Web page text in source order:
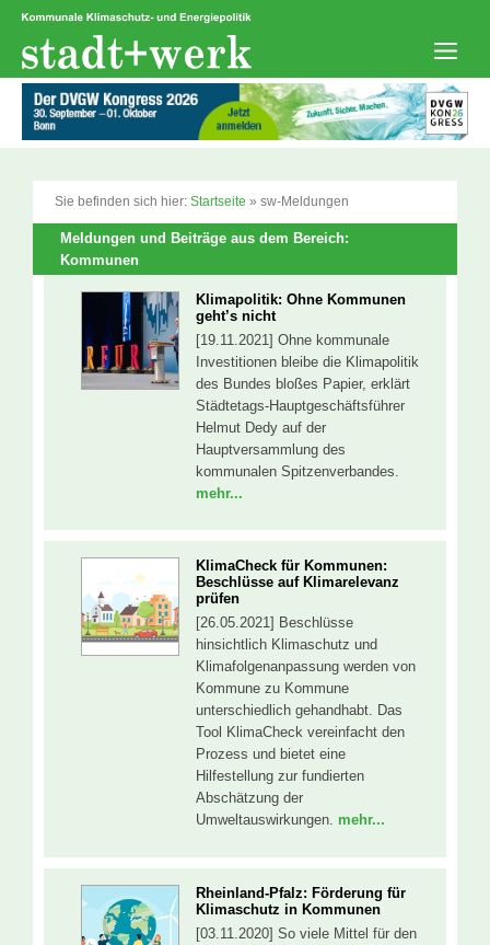
Zum
springen
Sie befinden sich hier: Startseite » sw-Meldungen
Meldungen und Beiträge aus dem Bereich:
Kommunen
Klimapolitik: Ohne Kommunen
geht’s nicht
[19.11.2021] Ohne kommunale
Investitionen bleibe die Klimapolitik
des Bundes bloßes Papier, erklärt
Städtetags-Hauptgeschäftsführer
Helmut Dedy auf der
Hauptversammlung des
kommunalen Spitzenverbandes.
mehr...
KlimaCheck für Kommunen:
Beschlüsse auf Klimarelevanz
prüfen
[26.05.2021] Beschlüsse
hinsichtlich Klimaschutz und
Klimafolgenanpassung werden von
Kommune zu Kommune
unterschiedlich gehandhabt. Das
Tool KlimaCheck vereinfacht den
Prozess und bietet eine
Hilfestellung zur fundierten
Abschätzung der
Umweltauswirkungen. mehr...
Rheinland-Pfalz: Förderung für
Klimaschutz in Kommunen
[03.11.2020] So viele Mittel für den